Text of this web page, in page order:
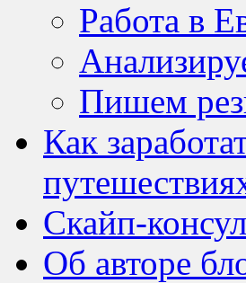
Работа в
Пишем
Как
Скайп-
Об авторе